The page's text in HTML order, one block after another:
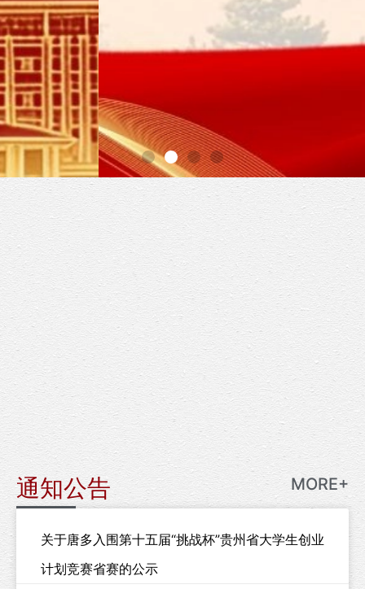
通知公告 MORE+
关于唐多入围第十五届“挑战杯”贵州省大学生创业
计划竞赛省赛的公示